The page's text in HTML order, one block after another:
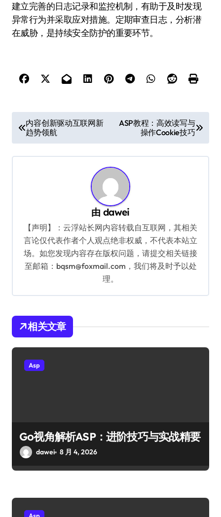
建立完善的日志记录和监控机制，有助于及时发现
异常行为并采取应对措施。定期审查日志，分析潜
在威胁，是持续安全防护的重要环节。
章
导
内容创新驱动互联网新
趋势领航
ASP教程：高效读写与
操作Cookie技巧
由dawei
【声明】：云浮站长网内容转载自互联网，其相关
言论仅代表作者个人观点绝非权威，不代表本站立
场。如您发现内容存在版权问题，请提交相关链接
至邮箱：bqsm@foxmail.com，我们将及时予以处
理。
相关文章
Asp
Go视角解析ASP：进阶技巧与实战精要
dawei 8 月 4, 2026